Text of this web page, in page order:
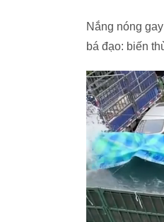
Nắng nóng
bá đạo: biến